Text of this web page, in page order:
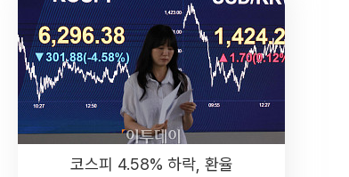
코스피 4.58% 하락, 환율